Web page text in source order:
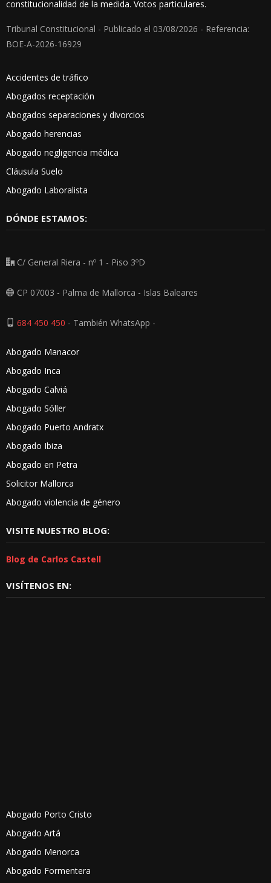
constitucionalidad de la medida. Votos particulares.
Tribunal Constitucional - Publicado el 03/08/2026 - Referencia:
BOE-A-2026-16929
Accidentes de tráfico
Abogados receptación
Abogados separaciones y divorcios
Abogado herencias
Abogado negligencia médica
Cláusula Suelo
Abogado Laboralista
DÓNDE ESTAMOS:
C/ General Riera - nº 1 - Piso 3ºD
CP 07003 - Palma de Mallorca - Islas Baleares
684 450 450 - También WhatsApp -
Abogado Manacor
Abogado Inca
Abogado Calviá
Abogado Sóller
Abogado Puerto Andratx
Abogado Ibiza
Abogado en Petra
Solicitor Mallorca
Abogado violencia de género
VISITE NUESTRO BLOG:
Blog de Carlos Castell
VISÍTENOS EN:
Abogado Porto Cristo
Abogado Artá
Abogado Menorca
Abogado Formentera